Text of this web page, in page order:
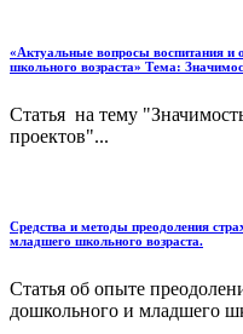
«Актуальные вопросы воспитания и
школьного возраста» Тема:
Статья на тему
проектов"...
Средства и методы преодоления
младшего школьного возраста.
Статья об опыте
дошкольного и младшего